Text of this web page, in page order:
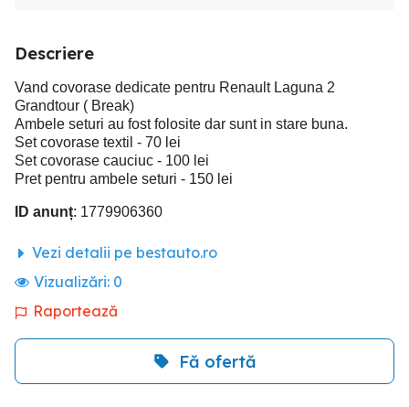
Descriere
Vand covorase dedicate pentru Renault Laguna 2
Grandtour ( Break)
Ambele seturi au fost folosite dar sunt in stare buna.
Set covorase textil - 70 lei
Set covorase cauciuc - 100 lei
Pret pentru ambele seturi - 150 lei
ID anunț: 1779906360
Vezi detalii pe bestauto.ro
Vizualizări: 0
Raportează
Fă ofertă